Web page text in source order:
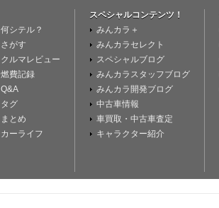
何シテル？
さがす
クルマレビュー
燃費記録
Q&A
タグ
まとめ
カーライフ
スペシャルコンテンツ！
みんカラ＋
みんカラセレクト
スペシャルブログ
みんカラスタッフブログ
みんカラ開発ブログ
中古車情報
車買取・中古車査定
キャラクター紹介